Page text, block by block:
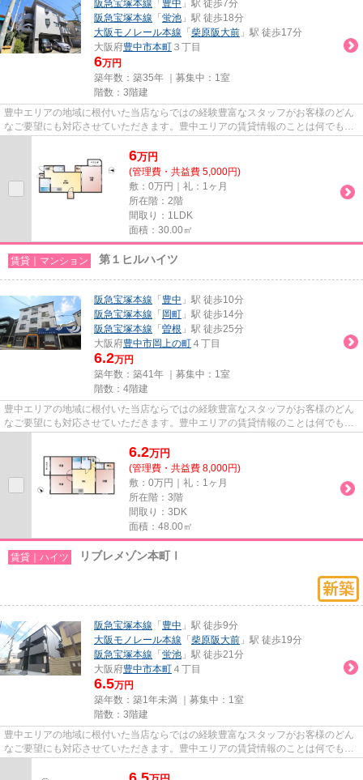
阪急宝塚本線 「 豊中 」駅 徒歩7分
阪急宝塚本線 「 蛍池 」駅 徒歩18分
大阪モノレール本線 「 柴原阪大前 」駅 徒歩17分
大阪府豊中市本町 ３丁目
6万円
築年数：築35年 ｜募集中： 1室
階数：3階建
豊中エリアの地域に根付いた当店ならではの経験豊富なスタッフがお客様のどん
なご要望にも対応させていただきます。豊中エリアの賃貸情報のことは何でもお
6万円
(管理費・共益費 5,000円)
敷：0万円｜礼：1ヶ月
所在階：2階
間取り：1LDK
面積：30.00㎡
賃貸｜マンション 第１ヒルハイツ
阪急宝塚本線 「 豊中 」駅 徒歩10分
阪急宝塚本線 「 岡町 」駅 徒歩14分
阪急宝塚本線 「 曽根 」駅 徒歩25分
大阪府豊中市岡上の町 ４丁目
6.2万円
築年数：築41年 ｜募集中： 1室
階数：4階建
豊中エリアの地域に根付いた当店ならではの経験豊富なスタッフがお客様のどん
なご要望にも対応させていただきます。豊中エリアの賃貸情報のことは何でもお
6.2万円
(管理費・共益費 8,000円)
敷：0万円｜礼：1ヶ月
所在階：3階
間取り：3DK
面積：48.00㎡
賃貸｜ハイツ リブレメゾン本町Ⅰ
阪急宝塚本線 「 豊中 」駅 徒歩9分
大阪モノレール本線 「 柴原阪大前 」駅 徒歩19分
阪急宝塚本線 「 蛍池 」駅 徒歩21分
大阪府豊中市本町 ４丁目
6.5万円
築年数：築1年未満 ｜募集中： 1室
階数：3階建
豊中エリアの地域に根付いた当店ならではの経験豊富なスタッフがお客様のどん
なご要望にも対応させていただきます。豊中エリアの賃貸情報のことは何でもお